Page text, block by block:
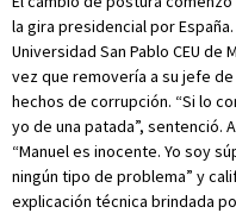
la gira presidencial por
Universidad San Pablo CEU
vez que removería a su jefe
hechos de corrupción. “Si lo
yo de una patada”, sentenció.
“Manuel es inocente. Yo soy
ningún tipo de problema” y
explicación técnica brindada